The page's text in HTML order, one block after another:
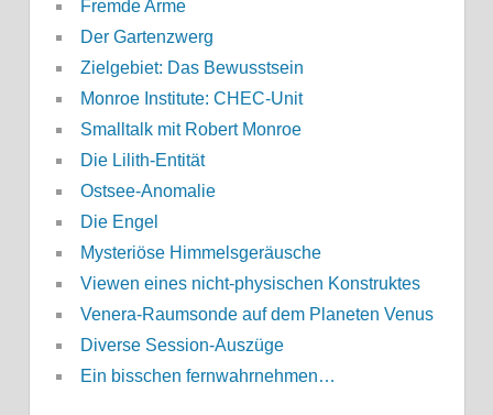
Fremde Arme
Der Gartenzwerg
Zielgebiet: Das Bewusstsein
Monroe Institute: CHEC-Unit
Smalltalk mit Robert Monroe
Die Lilith-Entität
Ostsee-Anomalie
Die Engel
Mysteriöse Himmelsgeräusche
Viewen eines nicht-physischen Konstruktes
Venera-Raumsonde auf dem Planeten Venus
Diverse Session-Auszüge
Ein bisschen fernwahrnehmen…